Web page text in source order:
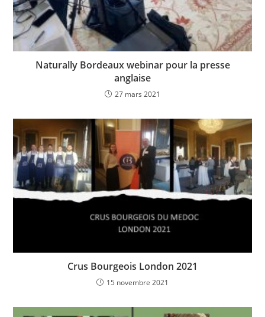
Naturally Bordeaux webinar pour la presse
anglaise
27 mars 2021
Crus Bourgeois London 2021
15 novembre 2021